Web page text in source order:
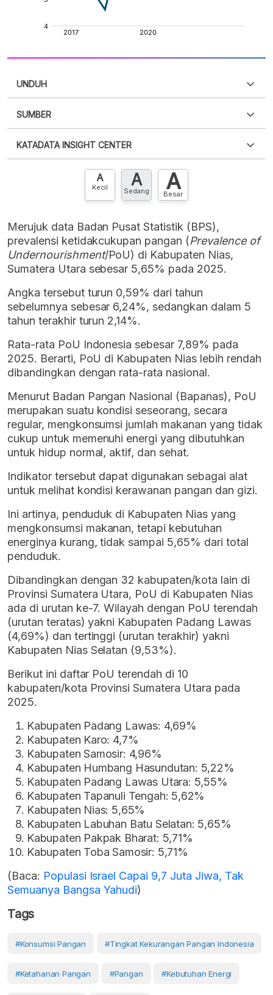
UNDUH
XLS
SUMBER
punya akun?Silakan Daftar sekarang
KATADATA INSIGHT CENTER
Hubungi sekarang »
A
Kecil A
Sedang A
Besar
Merujuk data Badan Pusat Statistik (BPS),
prevalensi ketidakcukupan pangan (Prevalence of
Undernourishment/PoU) di Kabupaten Nias,
Sumatera Utara sebesar 5,65% pada 2025.
Angka tersebut turun 0,59% dari tahun
sebelumnya sebesar 6,24%, sedangkan dalam 5
tahun terakhir turun 2,14%.
Rata-rata PoU Indonesia sebesar 7,89% pada
2025. Berarti, PoU di Kabupaten Nias lebih rendah
dibandingkan dengan rata-rata nasional.
Menurut Badan Pangan Nasional (Bapanas), PoU
merupakan suatu kondisi seseorang, secara
regular, mengkonsumsi jumlah makanan yang tidak
cukup untuk memenuhi energi yang dibutuhkan
untuk hidup normal, aktif, dan sehat.
Indikator tersebut dapat digunakan sebagai alat
untuk melihat kondisi kerawanan pangan dan gizi.
Ini artinya, penduduk di Kabupaten Nias yang
mengkonsumsi makanan, tetapi kebutuhan
energinya kurang, tidak sampai 5,65% dari total
penduduk.
Dibandingkan dengan 32 kabupaten/kota lain di
Provinsi Sumatera Utara, PoU di Kabupaten Nias
ada di urutan ke-7. Wilayah dengan PoU terendah
(urutan teratas) yakni Kabupaten Padang Lawas
(4,69%) dan tertinggi (urutan terakhir) yakni
Kabupaten Nias Selatan (9,53%).
Berikut ini daftar PoU terendah di 10
kabupaten/kota Provinsi Sumatera Utara pada
2025.
Kabupaten Padang Lawas: 4,69%
Kabupaten Karo: 4,7%
Kabupaten Samosir: 4,96%
Kabupaten Humbang Hasundutan: 5,22%
Kabupaten Padang Lawas Utara: 5,55%
Kabupaten Tapanuli Tengah: 5,62%
Kabupaten Nias: 5,65%
Kabupaten Labuhan Batu Selatan: 5,65%
Kabupaten Pakpak Bharat: 5,71%
Kabupaten Toba Samosir: 5,71%
(Baca: Populasi Israel Capai 9,7 Juta Jiwa, Tak
Semuanya Bangsa Yahudi)
Tags
#konsumsi Pangan #Tingkat Kekurangan Pangan Indonesia
#Ketahanan Pangan #Pangan #Kebutuhan Energi